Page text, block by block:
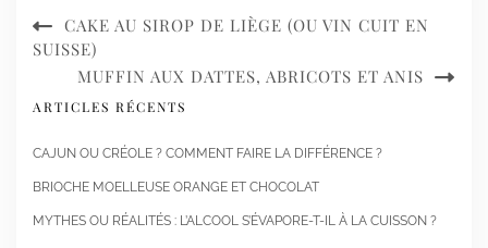
CAKE AU SIROP DE LIÈGE (OU VIN CUIT EN
SUISSE)
MUFFIN AUX DATTES, ABRICOTS ET ANIS
ARTICLES RÉCENTS
CAJUN OU CRÉOLE ? COMMENT FAIRE LA DIFFÉRENCE ?
BRIOCHE MOELLEUSE ORANGE ET CHOCOLAT
MYTHES OU RÉALITÉS : L’ALCOOL S’ÉVAPORE-T-IL À LA CUISSON ?